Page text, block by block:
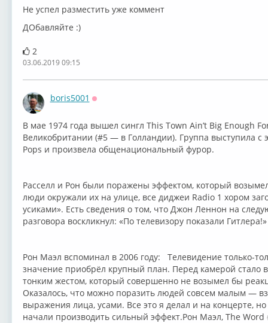
Не успел разместить уже коммент
ДОбавляйте :)
2
03.06.2019 09:15
boris5001
В мае 1974 года вышел сингл This Town Ain’t Big Enough
Великобритании (#5 — в Голландии). Группа выступила с
Pops и произвела общенациональный фурор.
Расселл и Рон были поражены эффектом, который
люди окружали их на улице, все диджеи Radio 1 хором
усиками». Есть сведения о том, что Джон Леннон на
разговора воскликнул: «По телевизору показали Гитлера!»
Рон Маэл вспоминал в 2006 году: Телевидение только-
значение приобрёл крупный план. Перед камерой стало
тонким жестом, который совершенно не возымел бы
Оказалось, что можно поразить людей совсем малым —
выражения лица, усами. Все это я делал и на концерте,
начали производить сильный эффект.Рон Маэл, The Word